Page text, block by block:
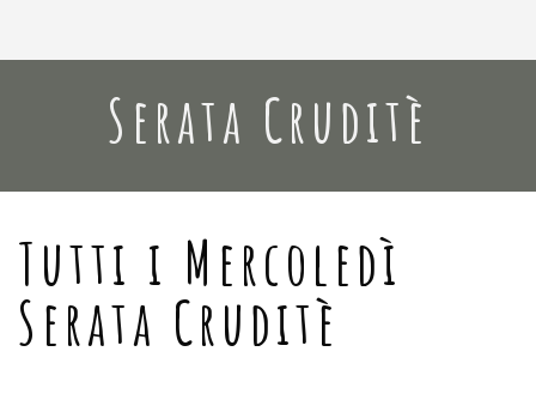
Serata Cruditè
Tutti i Mercoledì
Serata Cruditè